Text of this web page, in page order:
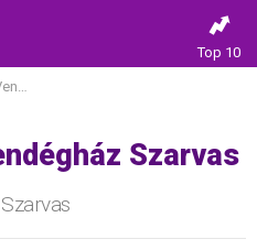
Top 10
Szarvas